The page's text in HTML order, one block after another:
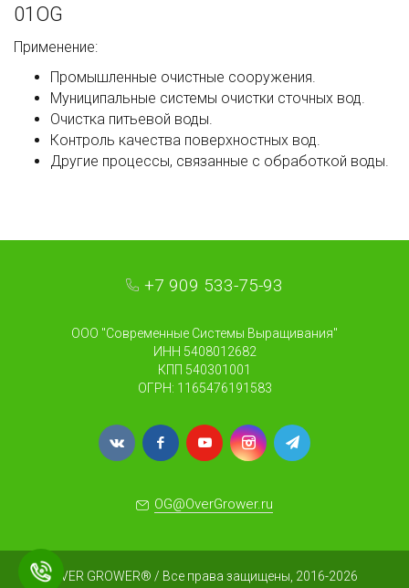
01OG
Применение:
Промышленные очистные сооружения.
Муниципальные системы очистки сточных вод.
Очистка питьевой воды.
Контроль качества поверхностных вод.
Другие процессы, связанные с обработкой воды.
+7 909 533-75-93
ООО "Современные Системы Выращивания"
ИНН 5408012682
КПП 540301001
ОГРН: 1165476191583
OG@OverGrower.ru
OVER GROWER® / Все права защищены, 2016-2026